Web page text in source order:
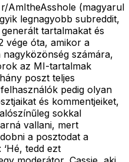
AmItheAsshole (magyarul
legnagyobb subreddit,
tartalmakat és
vége óta, amikor a
számára,
az MI-tartalmak
poszt teljes
pedig olyan
és kommentjeiket,
sokkal
vallani, mert
a posztodat a
tedd ezt